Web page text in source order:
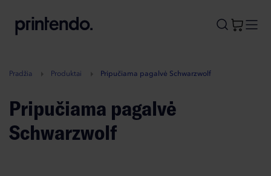
A
Pradžia Produktai Pripučiama pagalvė Schwarzwolf
Pripučiama pagalvė
Schwarzwolf